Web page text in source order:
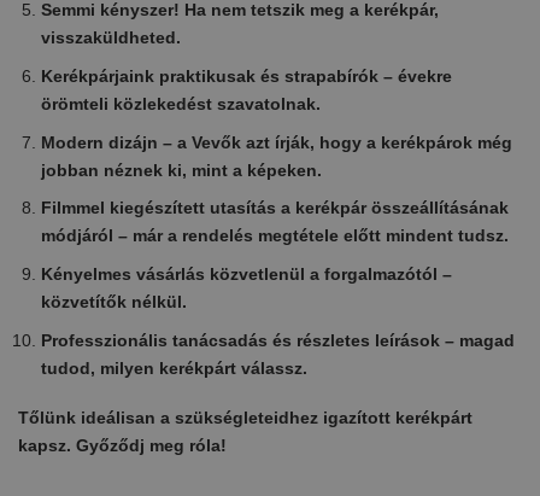
Semmi kényszer! Ha nem tetszik meg a kerékpár,
visszaküldheted.
Kerékpárjaink praktikusak és strapabírók – évekre
örömteli közlekedést szavatolnak.
Modern dizájn – a Vevők azt írják, hogy a kerékpárok még
jobban néznek ki, mint a képeken.
Filmmel kiegészített utasítás a kerékpár összeállításának
módjáról – már a rendelés megtétele előtt mindent tudsz.
Kényelmes vásárlás közvetlenül a forgalmazótól –
közvetítők nélkül.
Professzionális tanácsadás és részletes leírások – magad
tudod, milyen kerékpárt válassz.
Tőlünk ideálisan a szükségleteidhez igazított kerékpárt
kapsz. Győződj meg róla!